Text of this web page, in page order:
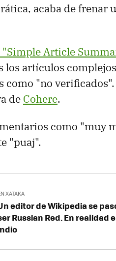
acaba de frenar
Article
los artículos
"no
de Cohere.
como "muy
"puaj".
XATAKA
editor de Wikipedia se
Russian Red. En realidad